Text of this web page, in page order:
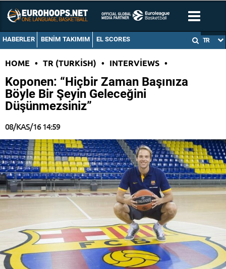
HABERLER BENIM TAKIMIM EL SCORES TR
HOME • TR (TURKISH) • INTERVIEWS •
Koponen: “Hiçbir Zaman Başınıza
Böyle Bir Şeyin Geleceğini
Düşünmezsiniz”
08/KAS/16 14:59